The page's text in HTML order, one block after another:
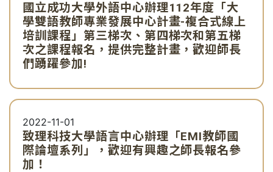
國立成功大學外語中心辦理112年度「大
學雙語教師專業發展中心計畫-複合式線上
培訓課程」第三梯次、第四梯次和第五梯
次之課程報名，提供完整計畫，歡迎師長
們踴躍參加!
2022-11-01
致理科技大學語言中心辦理「EMI教師國
際論壇系列」，歡迎有興趣之師長報名參
加！